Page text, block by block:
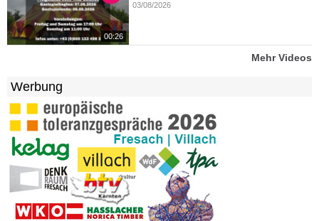
00:26
03/08/2026
Mehr Videos
Werbung